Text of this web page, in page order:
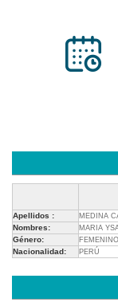
Apellidos : MEDINA
Nombres: MARIA
Género: FEMENINO
Nacionalidad: PERÚ